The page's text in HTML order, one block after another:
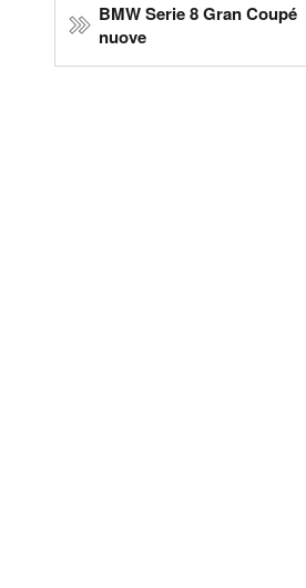
BMW Serie 8 Gran Coupé
nuove